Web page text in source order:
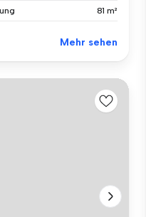
81 m²
Mehr sehen